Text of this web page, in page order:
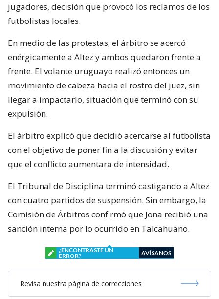
jugadores, decisión que provocó los reclamos de los
futbolistas locales.
En medio de las protestas, el árbitro se acercó
enérgicamente a Altez y ambos quedaron frente a
frente. El volante uruguayo realizó entonces un
movimiento de cabeza hacia el rostro del juez, sin
llegar a impactarlo, situación que terminó con su
expulsión.
El árbitro explicó que decidió acercarse al futbolista
con el objetivo de poner fin a la discusión y evitar
que el conflicto aumentara de intensidad.
El Tribunal de Disciplina terminó castigando a Altez
con cuatro partidos de suspensión. Sin embargo, la
Comisión de Árbitros confirmó que Jona recibió una
sanción interna por lo ocurrido en Talcahuano.
¿ENCONTRASTE UN
ERROR?
AVÍSANOS
Revisa nuestra página de correcciones